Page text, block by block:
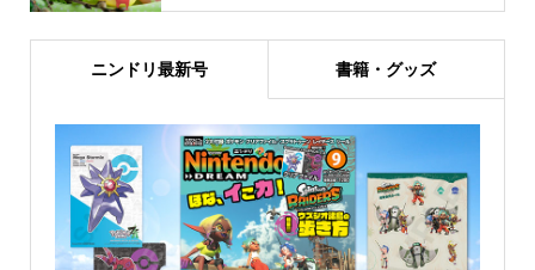
ニンドリ最新号 書籍・グッズ